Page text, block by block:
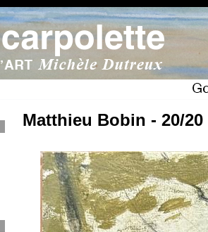
Matthieu Bobin - 20/